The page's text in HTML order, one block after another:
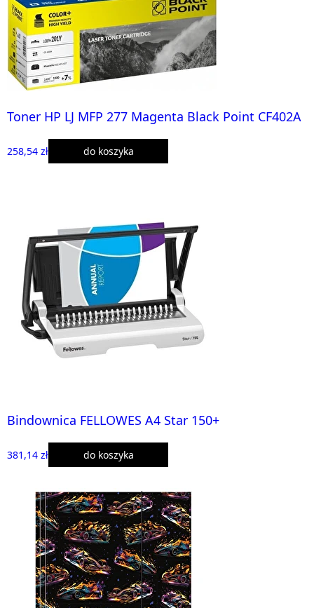
Toner HP LJ MFP 277 Magenta Black Point CF402A
258,54 zł do koszyka
Bindownica FELLOWES A4 Star 150+
381,14 zł do koszyka